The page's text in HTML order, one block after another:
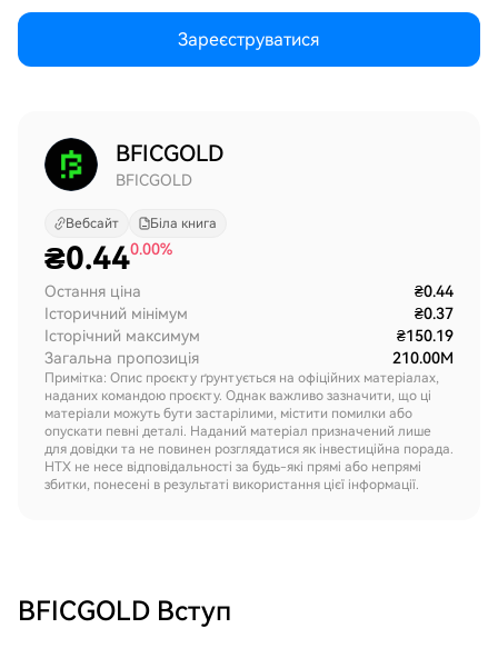
Зареєструватися
BFICGOLD
BFICGOLD
Вебсайт Біла книга
₴0.440.00%
Остання ціна
₴0.44
Історичний мінімум
₴0.37
Історічний максимум
₴150.19
Загальна пропозиція
210.00M
Примітка: Опис проєкту ґрунтується на офіційних матеріалах,
наданих командою проєкту. Однак важливо зазначити, що ці
матеріали можуть бути застарілими, містити помилки або
опускати певні деталі. Наданий матеріал призначений лише
для довідки та не повинен розглядатися як інвестиційна порада.
HTX не несе відповідальності за будь-які прямі або непрямі
збитки, понесені в результаті використання цієї інформації.
BFICGOLD Вступ